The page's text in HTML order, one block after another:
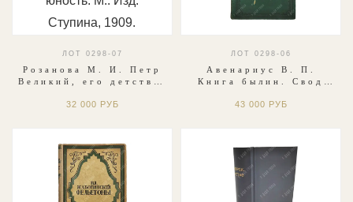
ЛОТ 0298-07
Розанова М. И. Петр
Великий, его детство,
М.: Изд. Ступина,
32 000 РУБ
ЛОТ 0298-06
Авенариус В. П.
Книга былин. Свод
М.: Изд. Ступина,
43 000 РУБ